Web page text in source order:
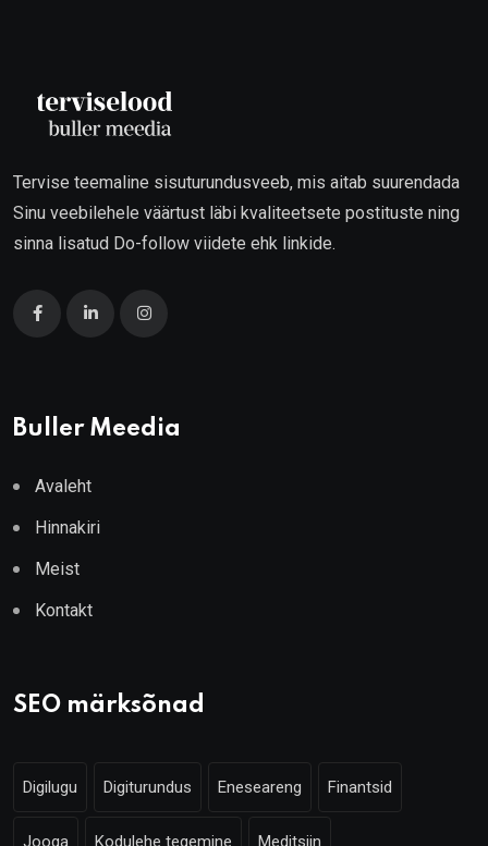
Tervise teemaline sisuturundusveeb, mis aitab suurendada
Sinu veebilehele väärtust läbi kvaliteetsete postituste ning
sinna lisatud Do-follow viidete ehk linkide.
Buller Meedia
Avaleht
Hinnakiri
Meist
Kontakt
SEO märksõnad
Digilugu Digiturundus Eneseareng Finantsid
Jooga Kodulehe tegemine Meditsiin